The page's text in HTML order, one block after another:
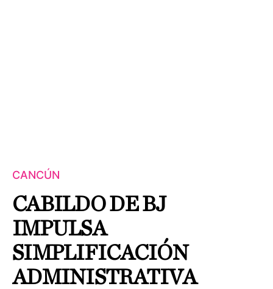
CANCÚN
CABILDO DE BJ
IMPULSA
SIMPLIFICACIÓN
ADMINISTRATIVA